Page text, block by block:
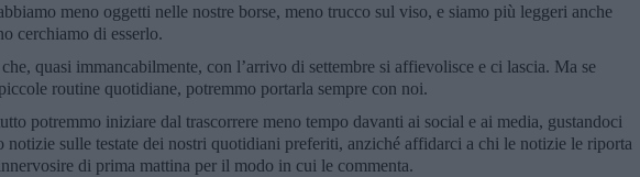
meno oggetti nelle nostre borse, meno trucco sul viso, e siamo più leggeri anche
cerchiamo di esserlo.
quasi immancabilmente, con l’arrivo di settembre si affievolisce e ci lascia. Ma se
routine quotidiane, potremmo portarla sempre con noi.
potremmo iniziare dal trascorrere meno tempo davanti ai social e ai media, gustandoci
notizie sulle testate dei nostri quotidiani preferiti, anziché affidarci a chi le notizie le riporta
di prima mattina per il modo in cui le commenta.